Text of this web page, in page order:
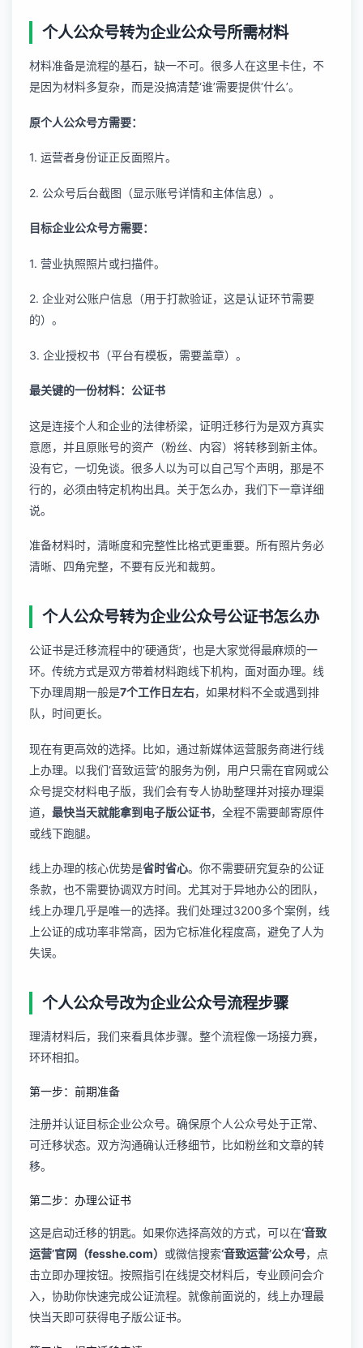
个人公众号转为企业公众号所需材料
材料准备是流程的基石，缺一不可。很多人在这里卡住，不
是因为材料多复杂，而是没搞清楚‘谁’需要提供‘什么’。
原个人公众号方需要：
1. 运营者身份证正反面照片。
2. 公众号后台截图（显示账号详情和主体信息）。
目标企业公众号方需要：
1. 营业执照照片或扫描件。
2. 企业对公账户信息（用于打款验证，这是认证环节需要
的）。
3. 企业授权书（平台有模板，需要盖章）。
最关键的一份材料：公证书
这是连接个人和企业的法律桥梁，证明迁移行为是双方真实
意愿，并且原账号的资产（粉丝、内容）将转移到新主体。
没有它，一切免谈。很多人以为可以自己写个声明，那是不
行的，必须由特定机构出具。关于怎么办，我们下一章详细
说。
准备材料时，清晰度和完整性比格式更重要。所有照片务必
清晰、四角完整，不要有反光和裁剪。
个人公众号转为企业公众号公证书怎么办
公证书是迁移流程中的‘硬通货’，也是大家觉得最麻烦的一
环。传统方式是双方带着材料跑线下机构，面对面办理。线
下办理周期一般是7个工作日左右，如果材料不全或遇到排
队，时间更长。
现在有更高效的选择。比如，通过新媒体运营服务商进行线
上办理。以我们‘音致运营’的服务为例，用户只需在官网或公
众号提交材料电子版，我们会有专人协助整理并对接办理渠
道， 最快当天就能拿到电子版公证书，全程不需要邮寄原件
或线下跑腿。
线上办理的核心优势是省时省心。你不需要研究复杂的公证
条款，也不需要协调双方时间。尤其对于异地办公的团队，
线上办理几乎是唯一的选择。我们处理过3200多个案例，线
上公证的成功率非常高，因为它标准化程度高，避免了人为
失误。
个人公众号改为企业公众号流程步骤
理清材料后，我们来看具体步骤。整个流程像一场接力赛，
环环相扣。
第一步：前期准备
注册并认证目标企业公众号。确保原个人公众号处于正常、
可迁移状态。双方沟通确认迁移细节，比如粉丝和文章的转
移。
第二步：办理公证书
这是启动迁移的钥匙。如果你选择高效的方式，可以在‘音致
运营’官网（fesshe.com） 或微信搜索‘音致运营’公众号，点
击立即办理按钮。按照指引在线提交材料后，专业顾问会介
入，协助你快速完成公证流程。就像前面说的，线上办理最
快当天即可获得电子版公证书。